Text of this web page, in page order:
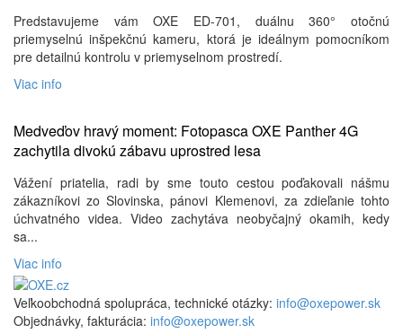
Predstavujeme vám OXE ED-701, duálnu 360° otočnú
priemyselnú inšpekčnú kameru, ktorá je ideálnym pomocníkom
pre detailnú kontrolu v priemyselnom prostredí.
Viac info
Medveďov hravý moment: Fotopasca OXE Panther 4G
zachytila ​​divokú zábavu uprostred lesa
Vážení priatelia, radi by sme touto cestou poďakovali nášmu
zákazníkovi zo Slovinska, pánovi Klemenovi, za zdieľanie tohto
úchvatného videa. Video zachytáva neobyčajný okamih, kedy
sa...
Viac info
Veľkoobchodná spolupráca, technické otázky: info@oxepower.sk
Objednávky, fakturácia: info@oxepower.sk